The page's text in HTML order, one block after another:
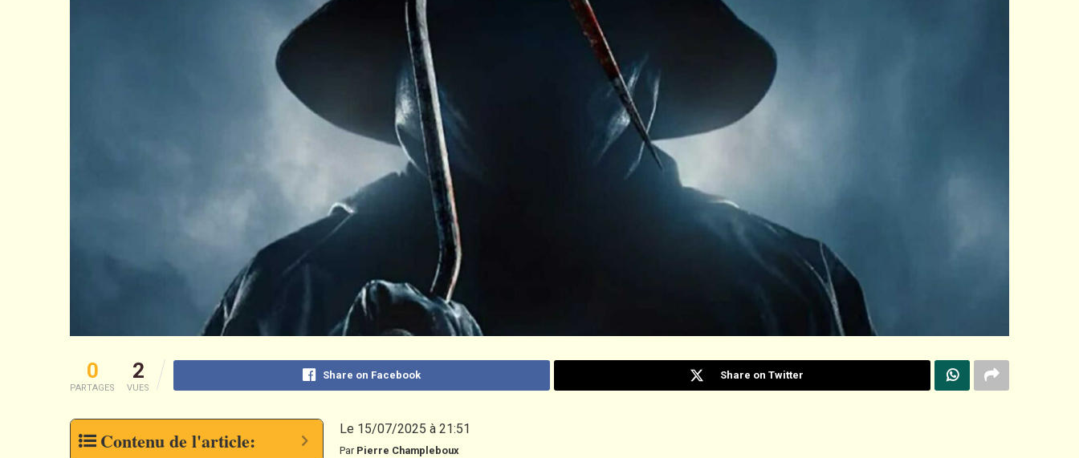
0
PARTAGES
2
VUES
Share on Facebook Share on Twitter
Contenu de l'article: Le 15/07/2025 à 21:51
Par Pierre Champleboux